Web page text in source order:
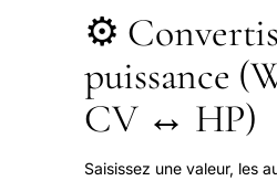
⚙️
puissance
CV ↔ HP)
Saisissez une valeur, les